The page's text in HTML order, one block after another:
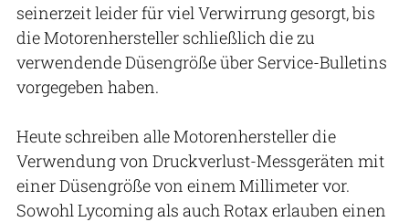
seinerzeit leider für viel Verwirrung gesorgt, bis
die Motorenhersteller schließlich die zu
verwendende Düsengröße über Service-Bulletins
vorgegeben haben.
Heute schreiben alle Motorenhersteller die
Verwendung von Druckverlust-Messgeräten mit
einer Düsengröße von einem Millimeter vor.
Sowohl Lycoming als auch Rotax erlauben einen